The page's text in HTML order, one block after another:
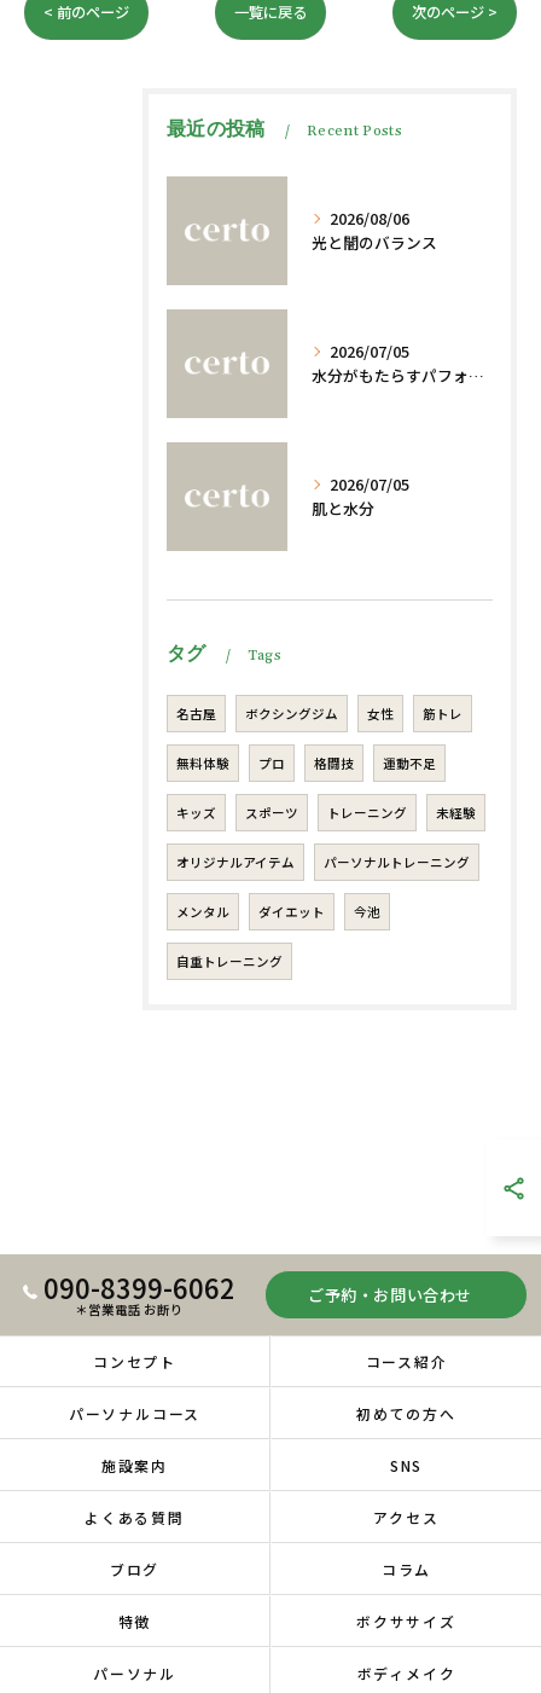
< 前のページ 一覧に戻る 次のページ >
最近の投稿 Recent Posts
2026/08/06
光と闇のバランス
2026/07/05
水分がもたらすパフォーマンスへの影響
2026/07/05
肌と水分
タグ Tags
名古屋 ボクシングジム 女性 筋トレ
無料体験 プロ 格闘技 運動不足
キッズ スポーツ トレーニング 未経験
オリジナルアイテム パーソナルトレーニング
メンタル ダイエット 今池
自重トレーニング
090-8399-6062
＊営業電話 お断り
ご予約・お問い合わせ
コンセプト コース紹介
パーソナルコース 初めての方へ
施設案内 SNS
よくある質問 アクセス
ブログ コラム
特徴 ボクササイズ
パーソナル ボディメイク